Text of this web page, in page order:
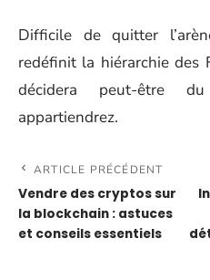
Difficile de quitter
redéfinit la hiérarchie des
décidera peut-être
appartiendrez.
ARTICLE PRÉCÉDENT
Vendre des cryptos sur
la blockchain : astuces
et conseils essentiels